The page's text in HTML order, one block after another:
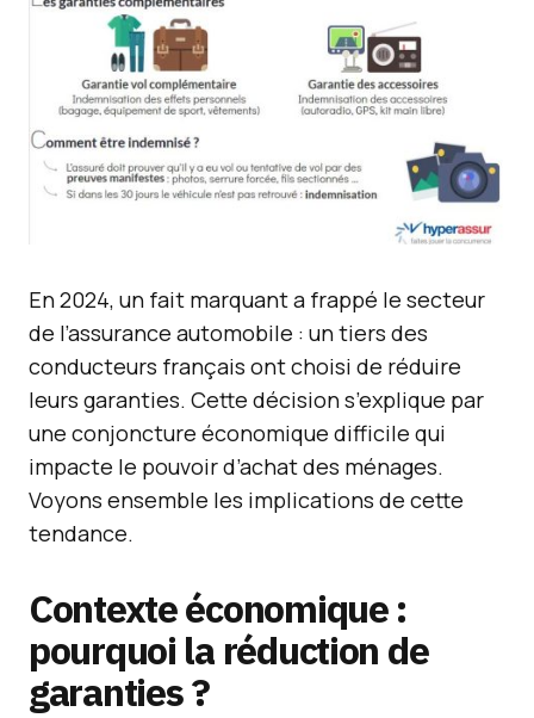
En 2024, un fait marquant a frappé le secteur
de l’assurance automobile : un tiers des
conducteurs français ont choisi de réduire
leurs garanties. Cette décision s’explique par
une conjoncture économique difficile qui
impacte le pouvoir d’achat des ménages.
Voyons ensemble les implications de cette
tendance.
Contexte économique :
pourquoi la réduction de
garanties ?